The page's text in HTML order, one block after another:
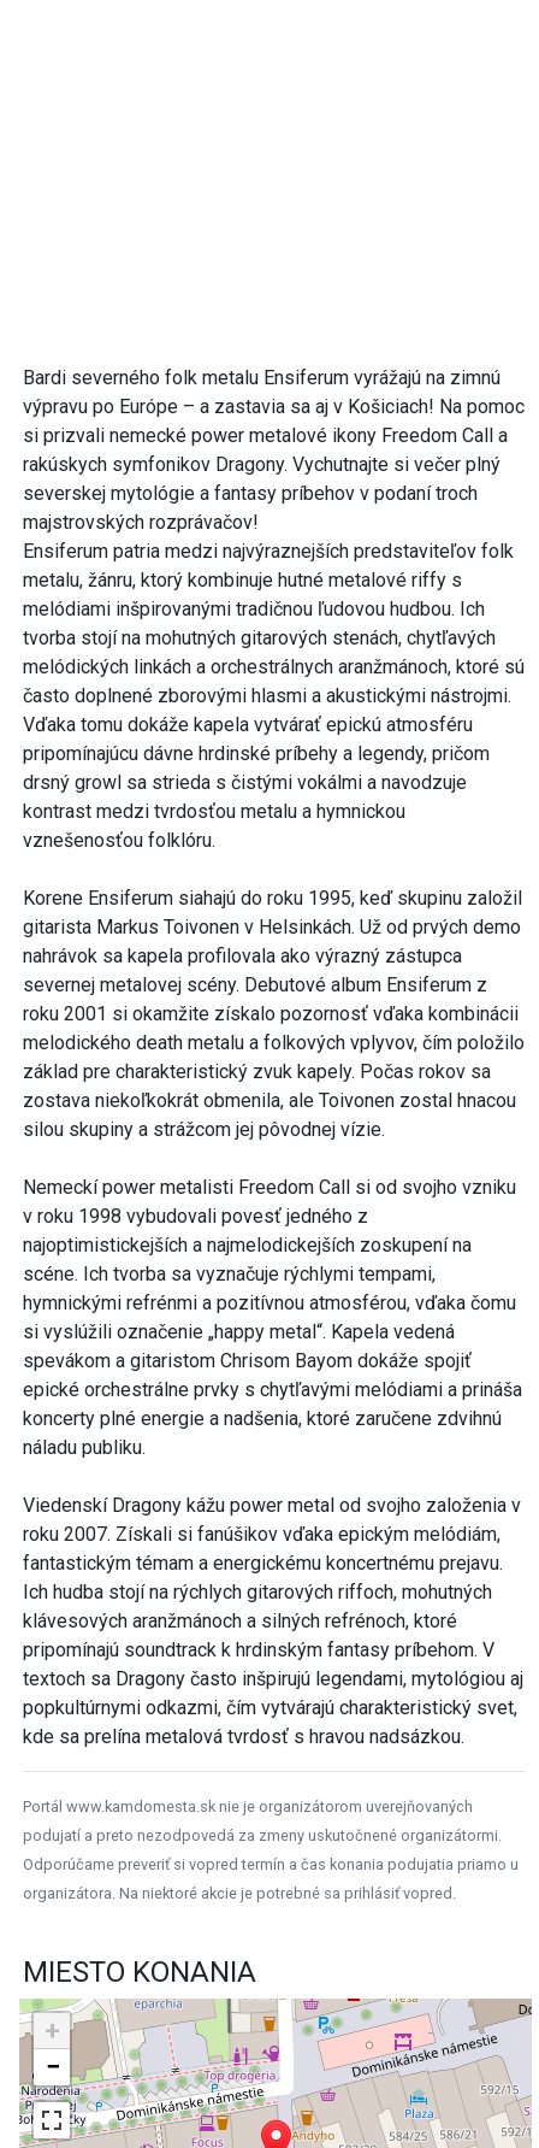
Bardi severného folk metalu Ensiferum vyrážajú na zimnú
výpravu po Európe – a zastavia sa aj v Košiciach! Na pomoc
si prizvali nemecké power metalové ikony Freedom Call a
rakúskych symfonikov Dragony. Vychutnajte si večer plný
severskej mytológie a fantasy príbehov v podaní troch
majstrovských rozprávačov!
Ensiferum patria medzi najvýraznejších predstaviteľov folk
metalu, žánru, ktorý kombinuje hutné metalové riffy s
melódiami inšpirovanými tradičnou ľudovou hudbou. Ich
tvorba stojí na mohutných gitarových stenách, chytľavých
melódických linkách a orchestrálnych aranžmánoch, ktoré sú
často doplnené zborovými hlasmi a akustickými nástrojmi.
Vďaka tomu dokáže kapela vytvárať epickú atmosféru
pripomínajúcu dávne hrdinské príbehy a legendy, pričom
drsný growl sa strieda s čistými vokálmi a navodzuje
kontrast medzi tvrdosťou metalu a hymnickou
vznešenosťou folklóru.
Korene Ensiferum siahajú do roku 1995, keď skupinu založil
gitarista Markus Toivonen v Helsinkách. Už od prvých demo
nahrávok sa kapela profilovala ako výrazný zástupca
severnej metalovej scény. Debutové album Ensiferum z
roku 2001 si okamžite získalo pozornosť vďaka kombinácii
melodického death metalu a folkových vplyvov, čím položilo
základ pre charakteristický zvuk kapely. Počas rokov sa
zostava niekoľkokrát obmenila, ale Toivonen zostal hnacou
silou skupiny a strážcom jej pôvodnej vízie.
Nemeckí power metalisti Freedom Call si od svojho vzniku
v roku 1998 vybudovali povesť jedného z
najoptimistickejších a najmelodickejších zoskupení na
scéne. Ich tvorba sa vyznačuje rýchlymi tempami,
hymnickými refrénmi a pozitívnou atmosférou, vďaka čomu
si vyslúžili označenie „happy metal“. Kapela vedená
spevákom a gitaristom Chrisom Bayom dokáže spojiť
epické orchestrálne prvky s chytľavými melódiami a prináša
koncerty plné energie a nadšenia, ktoré zaručene zdvihnú
náladu publiku.
Viedenskí Dragony kážu power metal od svojho založenia v
roku 2007. Získali si fanúšikov vďaka epickým melódiám,
fantastickým témam a energickému koncertnému prejavu.
Ich hudba stojí na rýchlych gitarových riffoch, mohutných
klávesových aranžmánoch a silných refrénoch, ktoré
pripomínajú soundtrack k hrdinským fantasy príbehom. V
textoch sa Dragony často inšpirujú legendami, mytológiou aj
popkultúrnymi odkazmi, čím vytvárajú charakteristický svet,
kde sa prelína metalová tvrdosť s hravou nadsázkou.
Portál www.kamdomesta.sk nie je organizátorom uverejňovaných
podujatí a preto nezodpovedá za zmeny uskutočnené organizátormi.
Odporúčame preveriť si vopred termín a čas konania podujatia priamo u
organizátora. Na niektoré akcie je potrebné sa prihlásiť vopred.
MIESTO KONANIA
+
−